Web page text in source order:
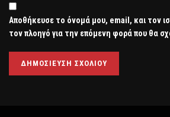
Αποθήκευσε το όνομά μου, email, και τον
τον πλοηγό για την επόμενη φορά που θα